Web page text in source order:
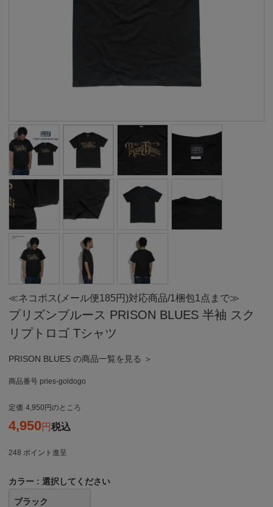
≪ネコポス(メール便185円)対応商品/1梱包1点まで≫
プリズンブルース PRISON BLUES 半袖 スク
リプトロゴ Tシャツ
PRISON BLUES の商品一覧を見る ＞
商品番号 pries-goldogo
定価 4,950 のところ
4,950 税込
248 ポイント進呈
カラー 選択してください
ブラック